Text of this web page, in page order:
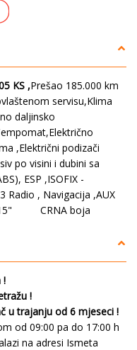
KS ,Prešao 185.000 km
servisu,Klima
daljinsko
,Električni podizači
po visini i dubini sa
ESP ,ISOFIX -
Radio , Navigacija ,AUX
R15" CRNA boja
!
!
u trajanju od 6 mjeseci !
od 09:00 pa do 17:00 h
na adresi Ismeta